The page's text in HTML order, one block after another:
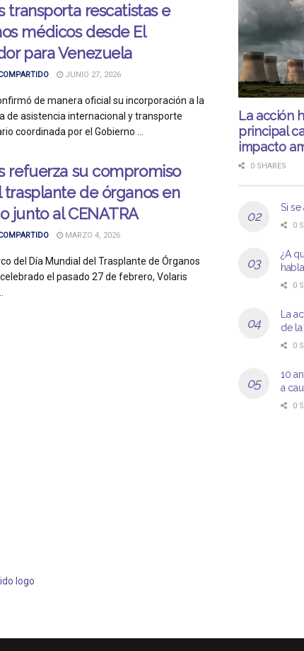
transporta rescatistas e
médicos desde El
para Venezuela
JUNIO 27, 2026
de manera oficial su incorporación a la
de asistencia internacional y transporte
coordinada por el Gobierno ...
refuerza su compromiso
trasplante de órganos en
junto al CENATRA
MARZO 4, 2026
del Día Mundial del Trasplante de Órganos
el pasado 27 de febrero, Volaris
La acción
principal
impacto
0 SHARES
Si se
0
¿A
0
La
de
0
10
a
0